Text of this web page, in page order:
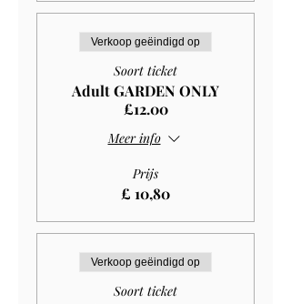
Verkoop geëindigd op
Soort ticket
Adult GARDEN ONLY
£12.00
Meer info
Prijs
£ 10,80
Verkoop geëindigd op
Soort ticket